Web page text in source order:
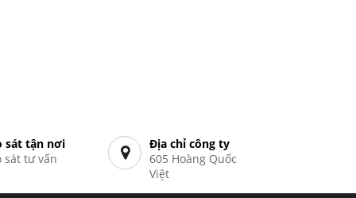
sát tận nơi
sát tư vấn
Địa chỉ công ty
605 Hoàng Quốc
Việt